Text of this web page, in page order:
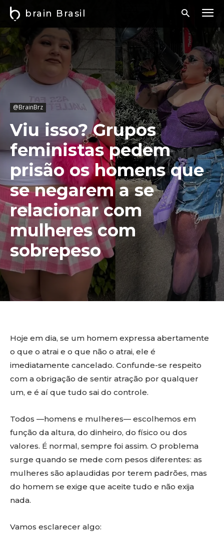
brain Brasil
@BrainBrz
Viu isso? Grupos
feministas pedem
prisão os homens que
se negarem a se
relacionar com
mulheres com
sobrepeso
Hoje em dia, se um homem expressa abertamente
o que o atrai e o que não o atrai, ele é
imediatamente cancelado. Confunde-se respeito
com a obrigação de sentir atração por qualquer
um, e é aí que tudo sai do controle.
Todos —homens e mulheres— escolhemos em
função da altura, do dinheiro, do físico ou dos
valores. É normal, sempre foi assim. O problema
surge quando se mede com pesos diferentes: as
mulheres são aplaudidas por terem padrões, mas
do homem se exige que aceite tudo e não exija
nada.
Vamos esclarecer algo: